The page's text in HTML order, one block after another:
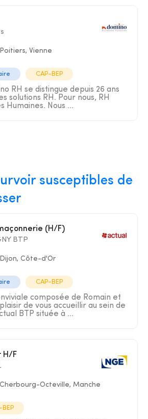
Poitiers, Vienne
CAP-BEP
RH se distingue depuis 26 ans
solutions RH. Pour nous, RH
Humaines. Nous ...
susceptibles de
(H/F)
BTP
Dijon, Côte-d'Or
CAP-BEP
composée de Romain et
de vous accueillir au sein de
BTP située à ...
H/F
Cherbourg-Octeville, Manche
BEP